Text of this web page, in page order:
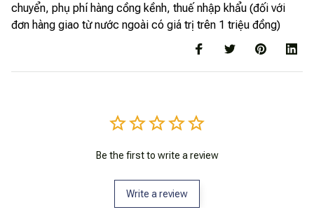
chuyển, phụ phí hàng cồng kềnh, thuế nhập khẩu (đối với
đơn hàng giao từ nước ngoài có giá trị trên 1 triệu đồng)
Be the first to write a review
Write a review